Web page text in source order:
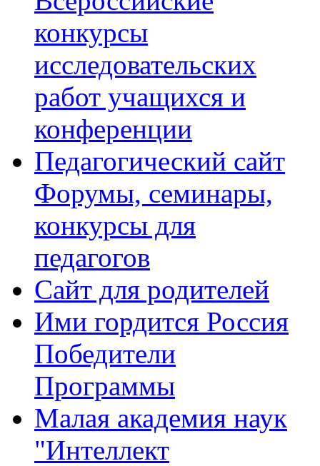
конкурсы
исследовательских
работ учащихся и
конференции
Педагогический сайт
Форумы, семинары,
конкурсы для
педагогов
Сайт для родителей
Ими гордится Россия
Победители
Программы
Малая академия наук
"Интеллект